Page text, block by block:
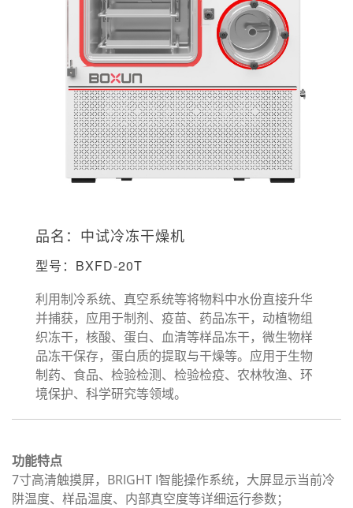
品名：中试冷冻干燥机
型号：BXFD-20T
利用制冷系统、真空系统等将物料中水份直接升华
并捕获，应用于制剂、疫苗、药品冻干，动植物组
织冻干，核酸、蛋白、血清等样品冻干，微生物样
品冻干保存，蛋白质的提取与干燥等。应用于生物
制药、食品、检验检测、检验检疫、农林牧渔、环
境保护、科学研究等领域。
功能特点
7寸高清触摸屏，BRIGHT I智能操作系统，大屏显示当前冷
阱温度、样品温度、内部真空度等详细运行参数；